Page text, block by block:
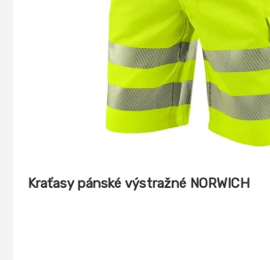
Kraťasy pánské výstražné NORWICH